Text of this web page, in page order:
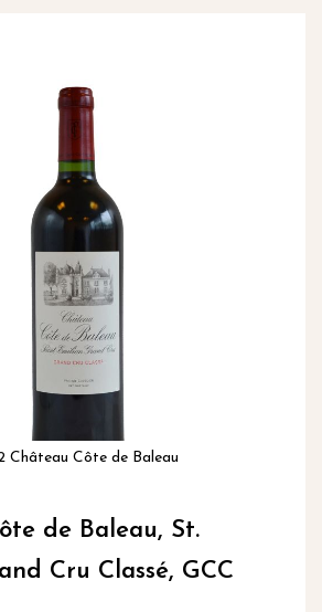
Château Côte de Baleau
de Baleau, St.
Cru Classé, GCC